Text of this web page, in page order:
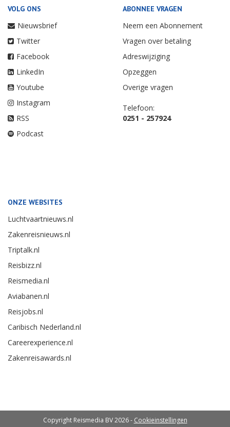
VOLG ONS
Nieuwsbrief
Twitter
Facebook
LinkedIn
Youtube
Instagram
RSS
Podcast
ABONNEE VRAGEN
Neem een Abonnement
Vragen over betaling
Adreswijziging
Opzeggen
Overige vragen
Telefoon:
0251 - 257924
ONZE WEBSITES
Luchtvaartnieuws.nl
Zakenreisnieuws.nl
Triptalk.nl
Reisbizz.nl
Reismedia.nl
Aviabanen.nl
Reisjobs.nl
Caribisch Nederland.nl
Careerexperience.nl
Zakenreisawards.nl
Copyright Reismedia BV 2026 - Cookieinstellingen